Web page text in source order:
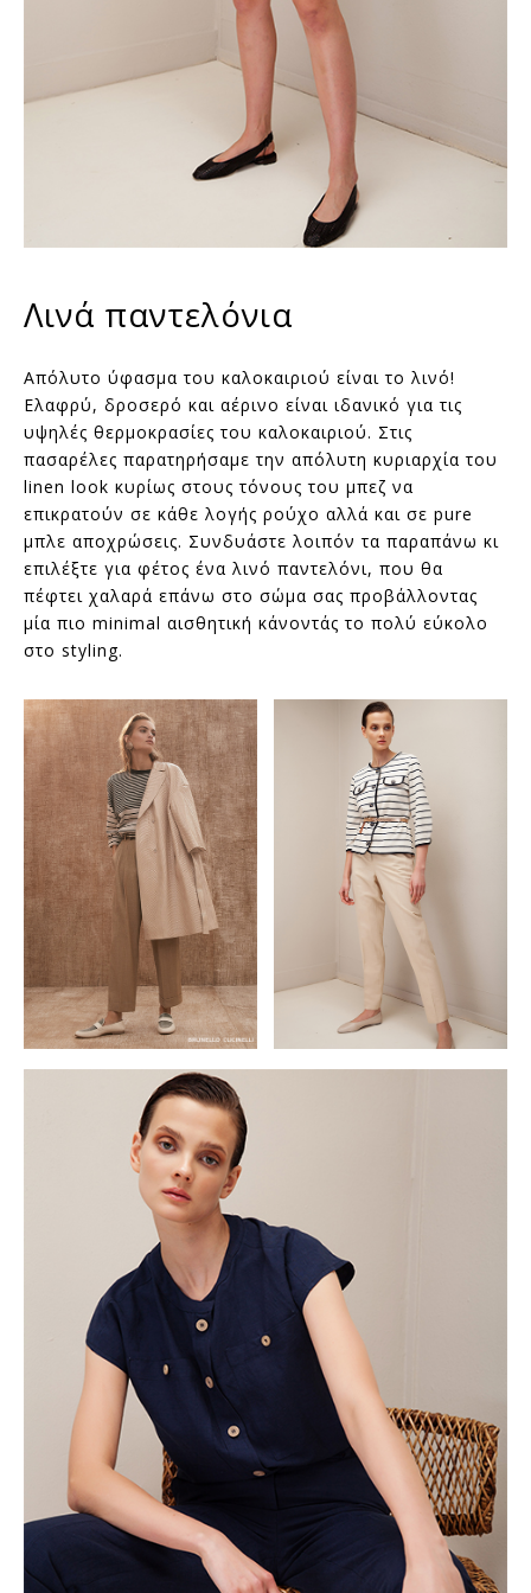
Λινά παντελόνια
Απόλυτο ύφασμα του καλοκαιριού είναι το λινό!
Ελαφρύ, δροσερό και αέρινο είναι ιδανικό για τις
υψηλές θερμοκρασίες του καλοκαιριού. Στις
πασαρέλες παρατηρήσαμε την απόλυτη κυριαρχία του
linen look κυρίως στους τόνους του μπεζ να
επικρατούν σε κάθε λογής ρούχο αλλά και σε pure
μπλε αποχρώσεις. Συνδυάστε λοιπόν τα παραπάνω κι
επιλέξτε για φέτος ένα λινό παντελόνι, που θα
πέφτει χαλαρά επάνω στο σώμα σας προβάλλοντας
μία πιο minimal αισθητική κάνοντάς το πολύ εύκολο
στο styling.